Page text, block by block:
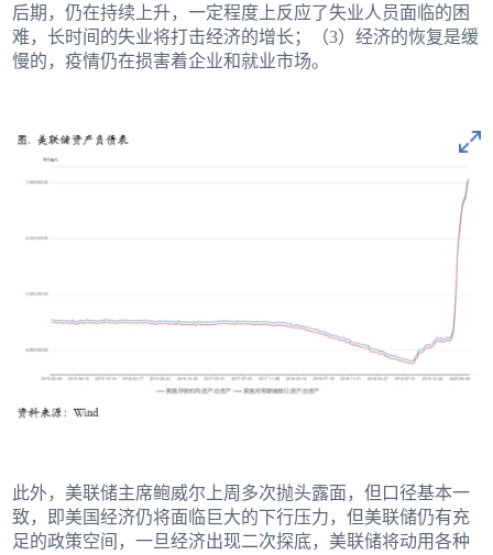
后期，仍在持续上升，一定程度上反应了失业人员面临的困
难，长时间的失业将打击经济的增长；（3）经济的恢复是缓
慢的，疫情仍在损害着企业和就业市场。
此外，美联储主席鲍威尔上周多次抛头露面，但口径基本一
致，即美国经济仍将面临巨大的下行压力，但美联储仍有充
足的政策空间，一旦经济出现二次探底，美联储将动用各种